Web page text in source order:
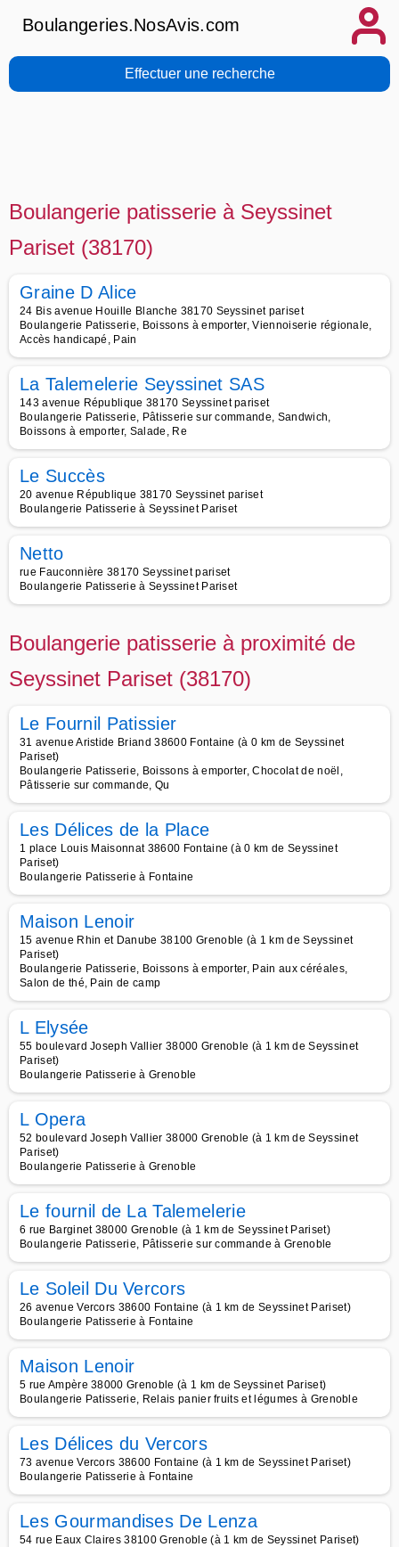
Boulangeries.NosAvis.com
Effectuer une recherche
Boulangerie patisserie à Seyssinet
Pariset (38170)
Graine D Alice
24 Bis avenue Houille Blanche 38170 Seyssinet pariset
Boulangerie Patisserie, Boissons à emporter, Viennoiserie régionale,
Accès handicapé, Pain
La Talemelerie Seyssinet SAS
143 avenue République 38170 Seyssinet pariset
Boulangerie Patisserie, Pâtisserie sur commande, Sandwich,
Boissons à emporter, Salade, Re
Le Succès
20 avenue République 38170 Seyssinet pariset
Boulangerie Patisserie à Seyssinet Pariset
Netto
rue Fauconnière 38170 Seyssinet pariset
Boulangerie Patisserie à Seyssinet Pariset
Boulangerie patisserie à proximité de
Seyssinet Pariset (38170)
Le Fournil Patissier
31 avenue Aristide Briand 38600 Fontaine (à 0 km de Seyssinet
Pariset)
Boulangerie Patisserie, Boissons à emporter, Chocolat de noël,
Pâtisserie sur commande, Qu
Les Délices de la Place
1 place Louis Maisonnat 38600 Fontaine (à 0 km de Seyssinet
Pariset)
Boulangerie Patisserie à Fontaine
Maison Lenoir
15 avenue Rhin et Danube 38100 Grenoble (à 1 km de Seyssinet
Pariset)
Boulangerie Patisserie, Boissons à emporter, Pain aux céréales,
Salon de thé, Pain de camp
L Elysée
55 boulevard Joseph Vallier 38000 Grenoble (à 1 km de Seyssinet
Pariset)
Boulangerie Patisserie à Grenoble
L Opera
52 boulevard Joseph Vallier 38000 Grenoble (à 1 km de Seyssinet
Pariset)
Boulangerie Patisserie à Grenoble
Le fournil de La Talemelerie
6 rue Barginet 38000 Grenoble (à 1 km de Seyssinet Pariset)
Boulangerie Patisserie, Pâtisserie sur commande à Grenoble
Le Soleil Du Vercors
26 avenue Vercors 38600 Fontaine (à 1 km de Seyssinet Pariset)
Boulangerie Patisserie à Fontaine
Maison Lenoir
5 rue Ampère 38000 Grenoble (à 1 km de Seyssinet Pariset)
Boulangerie Patisserie, Relais panier fruits et légumes à Grenoble
Les Délices du Vercors
73 avenue Vercors 38600 Fontaine (à 1 km de Seyssinet Pariset)
Boulangerie Patisserie à Fontaine
Les Gourmandises De Lenza
54 rue Eaux Claires 38100 Grenoble (à 1 km de Seyssinet Pariset)